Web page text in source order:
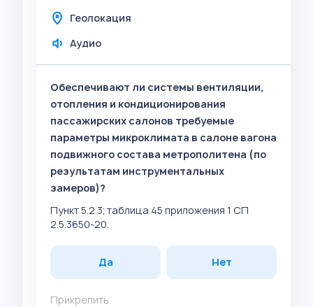
Геолокация
Аудио
Обеспечивают ли системы вентиляции,
отопления и кондиционирования
пассажирских салонов требуемые
параметры микроклимата в салоне вагона
подвижного состава метрополитена (по
результатам инструментальных
замеров)?
Пункт 5.2.3; таблица 45 приложения 1 СП
2.5.3650-20.
Да Нет
Прикрепить